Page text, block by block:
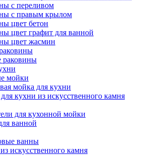
с переливом
с правым крылом
цвет бетон
цвет графит для ванной
цвет жасмин
раковины
мойки
мойка для кухни
кухни из искусственного камня
для кухонной мойки
ванной
ванны
искусственного камня